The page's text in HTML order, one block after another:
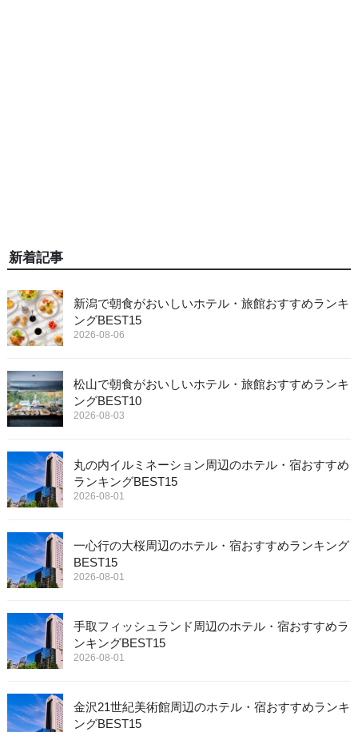
新着記事
新潟で朝食がおいしいホテル・旅館おすすめランキ
ングBEST15
2026-08-06
松山で朝食がおいしいホテル・旅館おすすめランキ
ングBEST10
2026-08-03
丸の内イルミネーション周辺のホテル・宿おすすめ
ランキングBEST15
2026-08-01
一心行の大桜周辺のホテル・宿おすすめランキング
BEST15
2026-08-01
手取フィッシュランド周辺のホテル・宿おすすめラ
ンキングBEST15
2026-08-01
金沢21世紀美術館周辺のホテル・宿おすすめランキ
ングBEST15